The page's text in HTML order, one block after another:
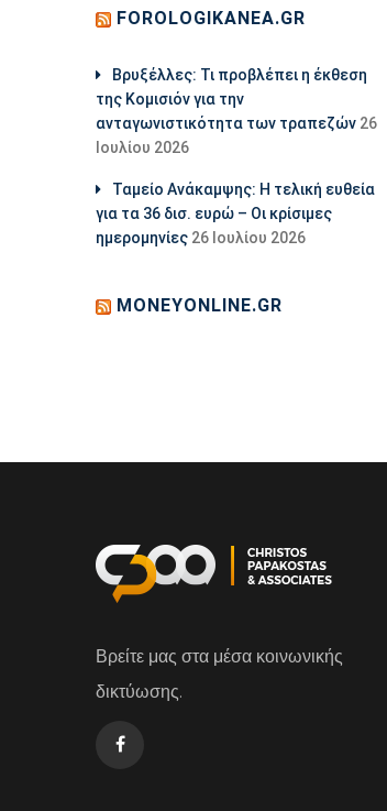
FOROLOGIKANEA.GR
Βρυξέλλες: Τι προβλέπει η έκθεση
της Κομισιόν για την
ανταγωνιστικότητα των τραπεζών 26
Ιουλίου 2026
Ταμείο Ανάκαμψης: Η τελική ευθεία
για τα 36 δισ. ευρώ – Οι κρίσιμες
ημερομηνίες 26 Ιουλίου 2026
MONEYONLINE.GR
Βρείτε μας στα μέσα κοινωνικής
δικτύωσης.